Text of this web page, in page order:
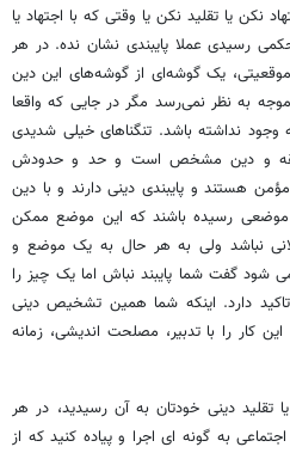
یا تقلید نکن یا وقتی که با اجتهاد یا
رسیدی عملا پایبندی نشان نده. در هر
یک گوشه‌ای از گوشه‌های این دین
به نظر نمی‌رسد مگر در جایی که واقعا
نداشته باشد. تنگناهای خیلی شدیدی
فقه و دین مشخص است و حد و حدودش
هستند و پایبندی دینی دارند و با دین
رسیده باشند که این موضع ممکن
نباشد ولی به هر حال به یک موضع و
گفت شما پایبند نباش اما یک چیز را
دارد. اینکه شما همین تشخیص دینی
کار را با تدبیر، مصلحت اندیشی، زمانه
تقلید دینی خودتان به آن رسیدید، در هر
به گونه ای اجرا و پیاده کنید که از